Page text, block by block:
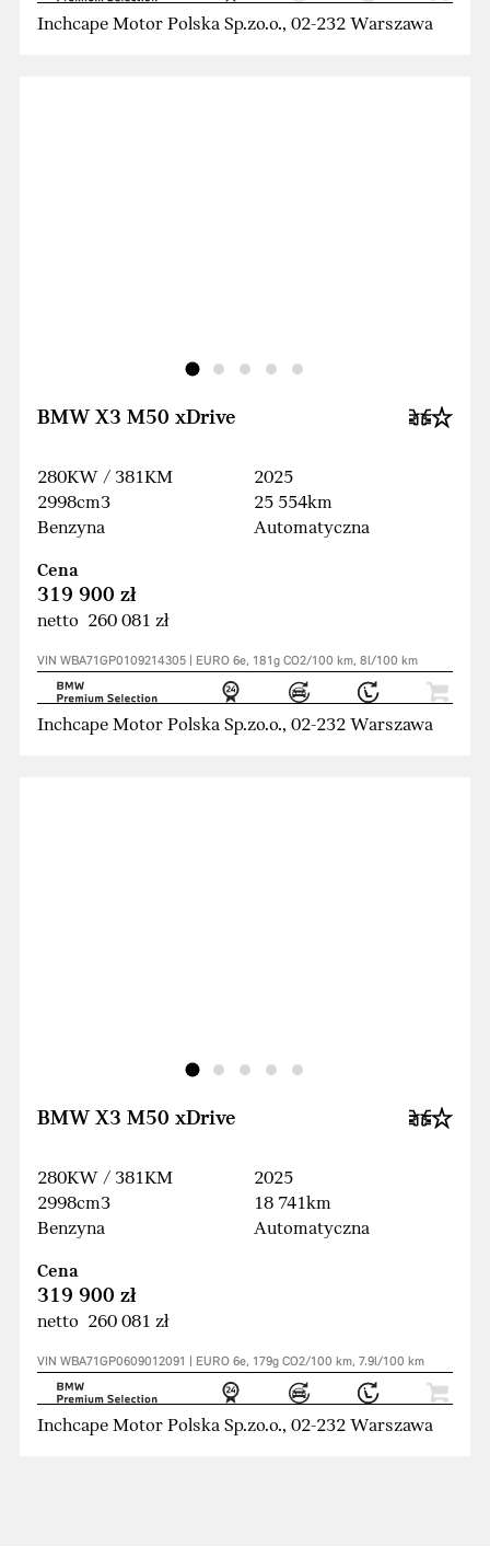
Inchcape Motor Polska Sp.zo.o., 02-232 Warszawa
BMW X3 M50 xDrive
280KW / 381KM
2998cm3
Benzyna
2025
25 554km
Automatyczna
Cena
319 900 zł
netto 260 081 zł
VIN WBA71GP0109214305 | EURO 6e, 181g CO2/100 km, 8l/100 km
Inchcape Motor Polska Sp.zo.o., 02-232 Warszawa
BMW X3 M50 xDrive
280KW / 381KM
2998cm3
Benzyna
2025
18 741km
Automatyczna
Cena
319 900 zł
netto 260 081 zł
VIN WBA71GP0609012091 | EURO 6e, 179g CO2/100 km, 7.9l/100 km
Inchcape Motor Polska Sp.zo.o., 02-232 Warszawa